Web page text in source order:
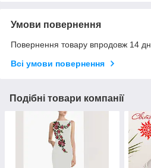
Умови повернення
Повернення товару впродовж 14
Всі умови повернення
Подібні товари компанії